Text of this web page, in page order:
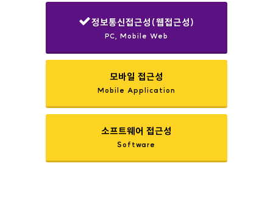
정보통신접근성(웹접근성)
PC, Mobile Web
모바일 접근성
Mobile Application
소프트웨어 접근성
Software